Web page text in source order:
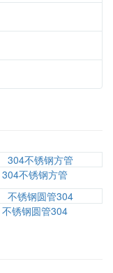
304不锈钢方管
不锈钢圆管304